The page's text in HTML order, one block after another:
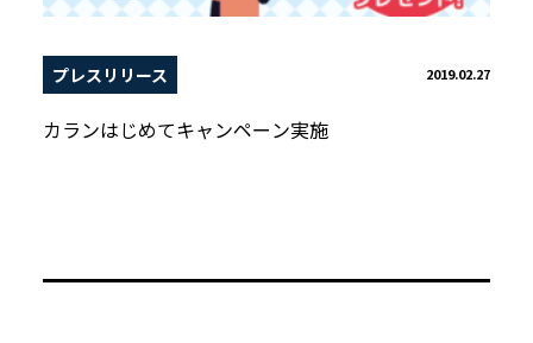
プレスリリース 2019.02.27
カランはじめてキャンペーン実施